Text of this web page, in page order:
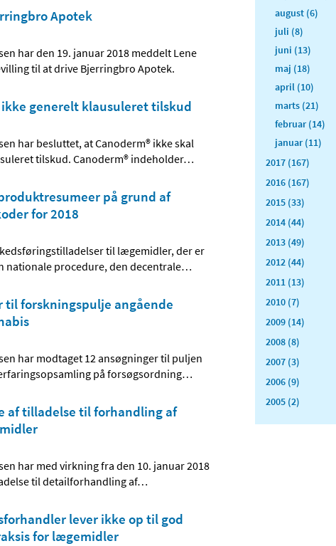
Apotek
har den 19. januar 2018 meddelt Lene
til at drive Bjerringbro Apotek.
ikke generelt klausuleret tilskud
har besluttet, at Canoderm® ikke skal
tilskud. Canoderm® indeholder…
på grund af
for 2018
til lægemidler, der er
nationale procedure, den decentrale…
til forskningspulje angående
har modtaget 12 ansøgninger til puljen
på forsøgsordning…
af tilladelse til forhandling af
har med virkning fra den 10. januar 2018
til detailforhandling af…
lever ikke op til god
for lægemidler
august (6)
juli (8)
juni (13)
maj (18)
april (10)
marts (21)
februar (14)
januar (11)
2017 (167)
2016 (167)
2015 (33)
2014 (44)
2013 (49)
2012 (44)
2011 (13)
2010 (7)
2009 (14)
2008 (8)
2007 (3)
2006 (9)
2005 (2)